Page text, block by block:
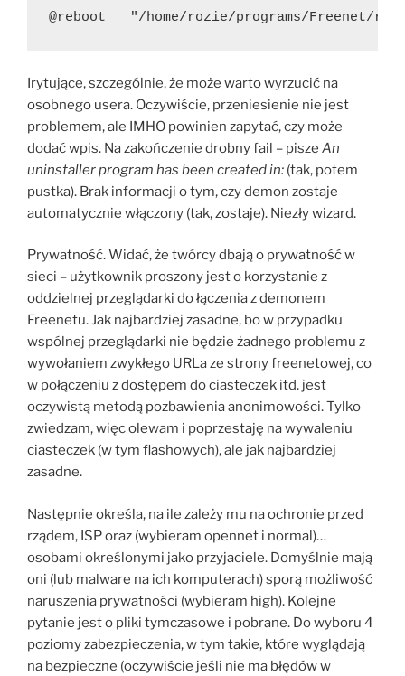
@reboot   "/home/rozie/programs/Freenet/
Irytujące, szczególnie, że może warto wyrzucić na
osobnego usera. Oczywiście, przeniesienie nie jest
problemem, ale IMHO powinien zapytać, czy może
dodać wpis. Na zakończenie drobny fail – pisze An
uninstaller program has been created in: (tak, potem
pustka). Brak informacji o tym, czy demon zostaje
automatycznie włączony (tak, zostaje). Niezły wizard.
Prywatność. Widać, że twórcy dbają o prywatność w
sieci – użytkownik proszony jest o korzystanie z
oddzielnej przeglądarki do łączenia z demonem
Freenetu. Jak najbardziej zasadne, bo w przypadku
wspólnej przeglądarki nie będzie żadnego problemu z
wywołaniem zwykłego URLa ze strony freenetowej, co
w połączeniu z dostępem do ciasteczek itd. jest
oczywistą metodą pozbawienia anonimowości. Tylko
zwiedzam, więc olewam i poprzestaję na wywaleniu
ciasteczek (w tym flashowych), ale jak najbardziej
zasadne.
Następnie określa, na ile zależy mu na ochronie przed
rządem, ISP oraz (wybieram opennet i normal)…
osobami określonymi jako przyjaciele. Domyślnie mają
oni (lub malware na ich komputerach) sporą możliwość
naruszenia prywatności (wybieram high). Kolejne
pytanie jest o pliki tymczasowe i pobrane. Do wyboru 4
poziomy zabezpieczenia, w tym takie, które wyglądają
na bezpieczne (oczywiście jeśli nie ma błędów w